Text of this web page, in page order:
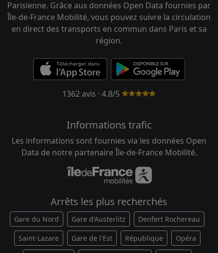
Parisienne. Grâce aux données Open Data fournies par
Île-de-France Mobilité, vous pouvez suivre la circulation
en direct des transports en commun dans Paris et sa
région.
1362 avis · 4.8/5
Informations trafic
Les informations sont fournies via les données Open
Data de notre partenaire Île-de-France Mobilité.
Arrêts les plus recherchés
Gare du Nord Gare d'Austerlitz Denfert Rochereau
Saint-Lazare Gare de l'Est République Opéra